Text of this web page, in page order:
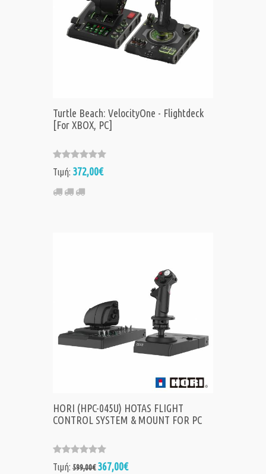
Turtle Beach: VelocityOne - Flightdeck
[For XBOX, PC]
Τιμή: 372,00€
HORI (HPC-045U) HOTAS FLIGHT
CONTROL SYSTEM & MOUNT FOR PC
Τιμή: 599,00€ 367,00€